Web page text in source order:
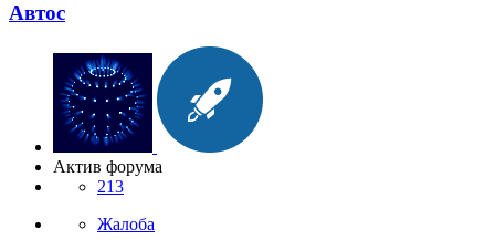
Автос
Актив форума
213
Жалоба